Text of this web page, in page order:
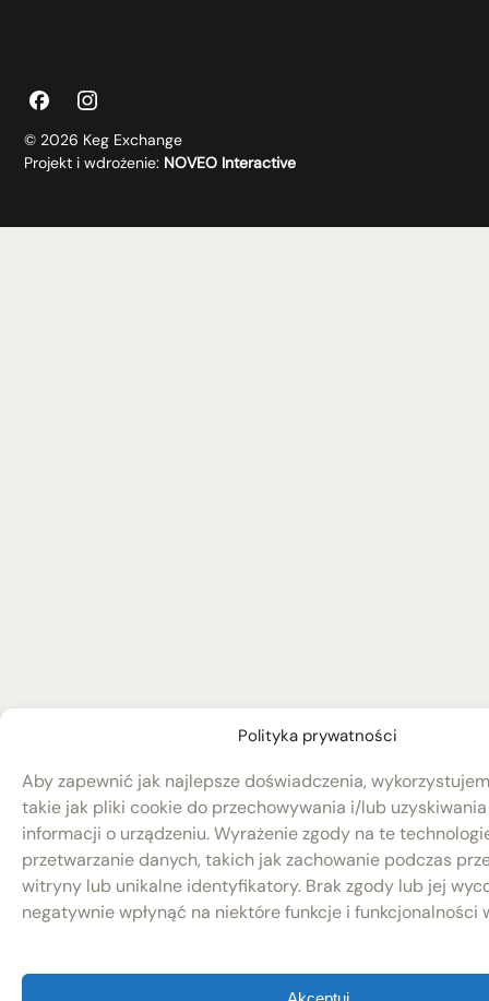
Polityka prywatności
Aby zapewnić jak najlepsze doświadczenia,
takie jak pliki cookie do przechowywania i/lub
informacji o urządzeniu. Wyrażenie zgody na te
przetwarzanie danych, takich jak zachowanie podczas
witryny lub unikalne identyfikatory. Brak zgody lub jej
negatywnie wpłynąć na niektóre funkcje i funkcjonalności
© 2026 Keg Exchange
Projekt i wdrożenie: NOVEO Interactive